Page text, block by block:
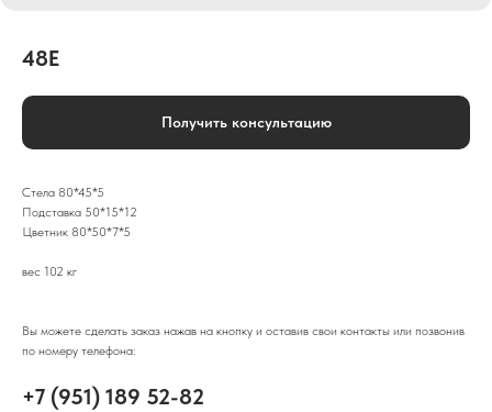
48Е
Получить консультацию
Стела 80*45*5
Подставка 50*15*12
Цветник 80*50*7*5
вес 102 кг
Вы можете сделать заказ нажав на кнопку и оставив свои контакты или позвонив
по номеру телефона:
+7 (951) 189 52-82